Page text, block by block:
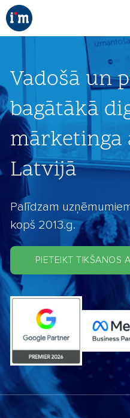
Vadošā un
bagātākā
mārketinga
Latvijā
Palīdzam
kopš 2013.g.
PIETEIKT TIKŠANOS